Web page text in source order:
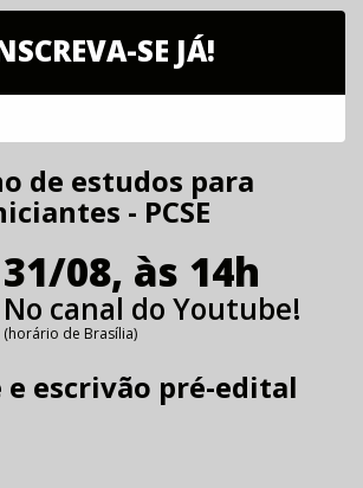
SE JÁ!
de estudos para
- PCSE
31/08, às 14h
No canal do Youtube!
(horário de Brasília)
escrivão pré-edital